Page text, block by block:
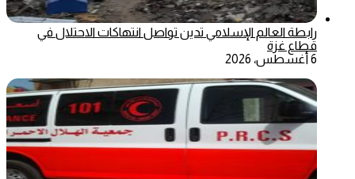
رابطة العالم الإسلامي تدين تواصل انتهاكات الاحتلال في
قطاع غزة
6 أغسطس، 2026